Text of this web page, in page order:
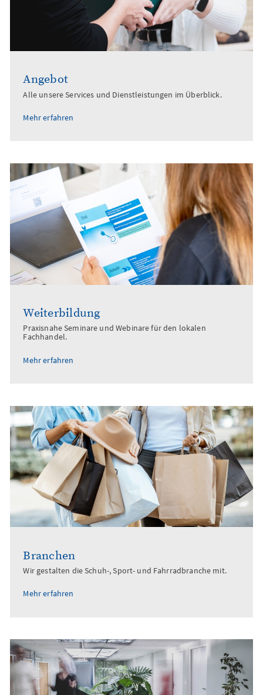
Angebot
Alle unsere Services und Dienstleistungen im Überblick.
Mehr erfahren
Weiterbildung
Praxisnahe Seminare und Webinare für den lokalen
Fachhandel.
Mehr erfahren
Branchen
Wir gestalten die Schuh-, Sport- und Fahrradbranche mit.
Mehr erfahren